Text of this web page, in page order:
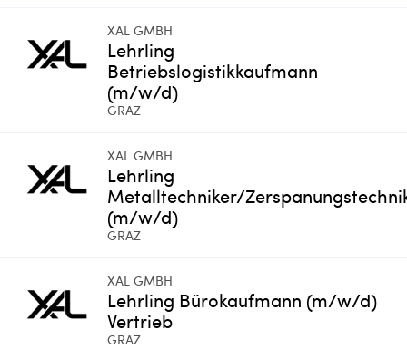
XAL GMBH
Lehrling
Betriebslogistikkaufmann
(m/w/d)
GRAZ
XAL GMBH
Lehrling
Metalltechniker/
(m/w/d)
GRAZ
XAL GMBH
Lehrling Bürokaufmann (m/w/d)
Vertrieb
GRAZ